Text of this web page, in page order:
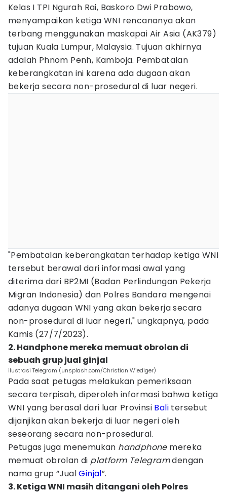
Kelas I TPI Ngurah Rai, Baskoro Dwi Prabowo,
menyampaikan ketiga WNI rencananya akan
terbang menggunakan maskapai Air Asia (AK379)
tujuan Kuala Lumpur, Malaysia. Tujuan akhirnya
adalah Phnom Penh, Kamboja. Pembatalan
keberangkatan ini karena ada dugaan akan
bekerja secara non-prosedural di luar negeri.
"Pembatalan keberangkatan terhadap ketiga WNI
tersebut berawal dari informasi awal yang
diterima dari BP2MI (Badan Perlindungan Pekerja
Migran Indonesia) dan Polres Bandara mengenai
adanya dugaan WNI yang akan bekerja secara
non-prosedural di luar negeri," ungkapnya, pada
Kamis (27/7/2023).
2. Handphone mereka memuat obrolan di
sebuah grup jual ginjal
ilustrasi Telegram (unsplash.com/Christian Wiediger)
Pada saat petugas melakukan pemeriksaan
secara terpisah, diperoleh informasi bahwa ketiga
WNI yang berasal dari luar Provinsi Bali tersebut
dijanjikan akan bekerja di luar negeri oleh
seseorang secara non-prosedural.
Petugas juga menemukan handphonemereka
memuat obrolan di platform Telegramdengan
nama grup “JualGinjal”.
3. Ketiga WNI masih ditangani oleh Polres